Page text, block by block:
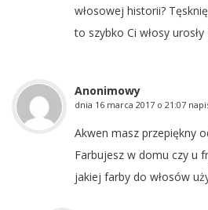
włosowej historii?
to szybko Ci włosy urosły
Anonimowy
dnia 16 marca 2017 o 21:07
Akwen masz przepiękny
Farbujesz w domu czy u
jakiej farby do włosów